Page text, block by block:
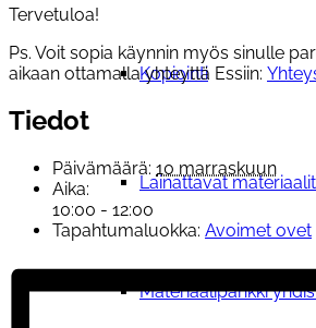
Kopiointi
Lainattavat
Materiaalipankki
Tervetuloa!
Ps. Voit sopia käynnin myös sinulle
aikaan ottamalla yhteyttä Essiin:
Tiedot
Päivämäärä: 10 marraskuun
Aika:
10:00 - 12:00
Tapahtumaluokka: Avoimet ovet